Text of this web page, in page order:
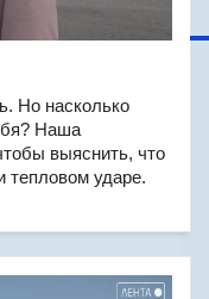
Но насколько
Наша
выяснить, что
тепловом ударе.